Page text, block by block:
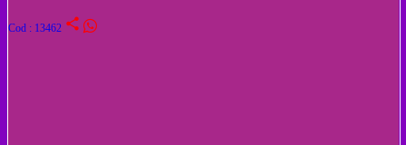
Cod : 13462 share